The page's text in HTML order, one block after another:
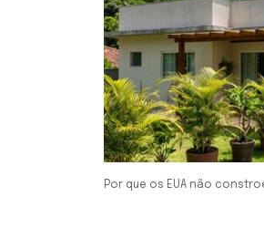
Por que os EUA não